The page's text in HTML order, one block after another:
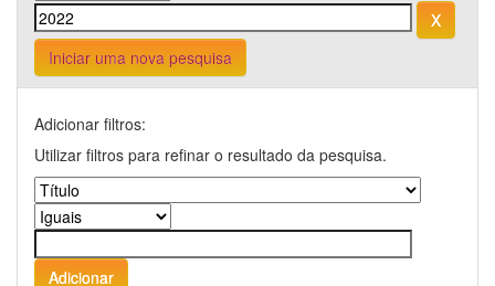
Iniciar uma nova pesquisa
Adicionar filtros:
Utilizar filtros para refinar o resultado da pesquisa.